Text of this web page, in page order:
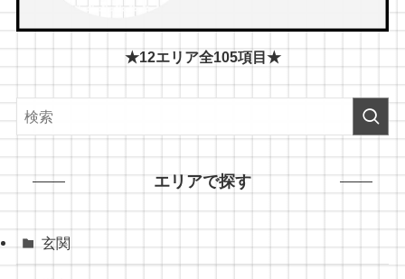
★12エリア全105項目★
エリアで探す
玄関